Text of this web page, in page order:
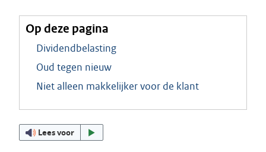
Op deze pagina
Dividendbelasting
Oud tegen nieuw
Niet alleen makkelijker voor de klant
Lees voor